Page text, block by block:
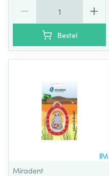
Bestel
Miradent